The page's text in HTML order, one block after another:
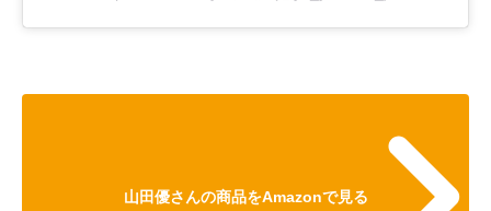
山田優さんの商品をAmazonで見る